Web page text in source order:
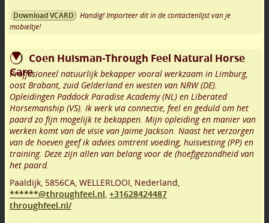
Download VCARD
Handig! Importeer dit in de contactenlijst van je
mobieltje!
Coen Huisman-Through Feel Natural Horse
Care
Proffesioneel natuurlijk bekapper vooral werkzaam in Limburg,
oost Brabant, zuid Gelderland en westen van NRW (DE).
Opleidingen Paddock Paradise Academy (NL) en Liberated
Horsemanship (VS). Ik werk via connectie, feel en geduld om het
paard zo fijn mogelijk te bekappen. Mijn opleiding en manier van
werken komt van de visie van Jaime Jackson. Naast het verzorgen
van de hoeven geef ik advies omtrent voeding, huisvesting (PP) en
training. Deze zijn allen van belang voor de (hoef)gezondheid van
het paard.
Paaldijk, 5856CA, WELLERLOOI, Nederland,
******@throughfeel.nl, +31628424487
throughfeel.nl/